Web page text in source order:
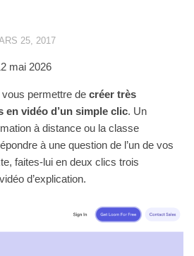
25, 2017
mai 2026
permettre de créer très
vidéo d’un simple clic. Un
à distance ou la classe
à une question de l’un de vos
faites-lui en deux clics trois
d’explication.